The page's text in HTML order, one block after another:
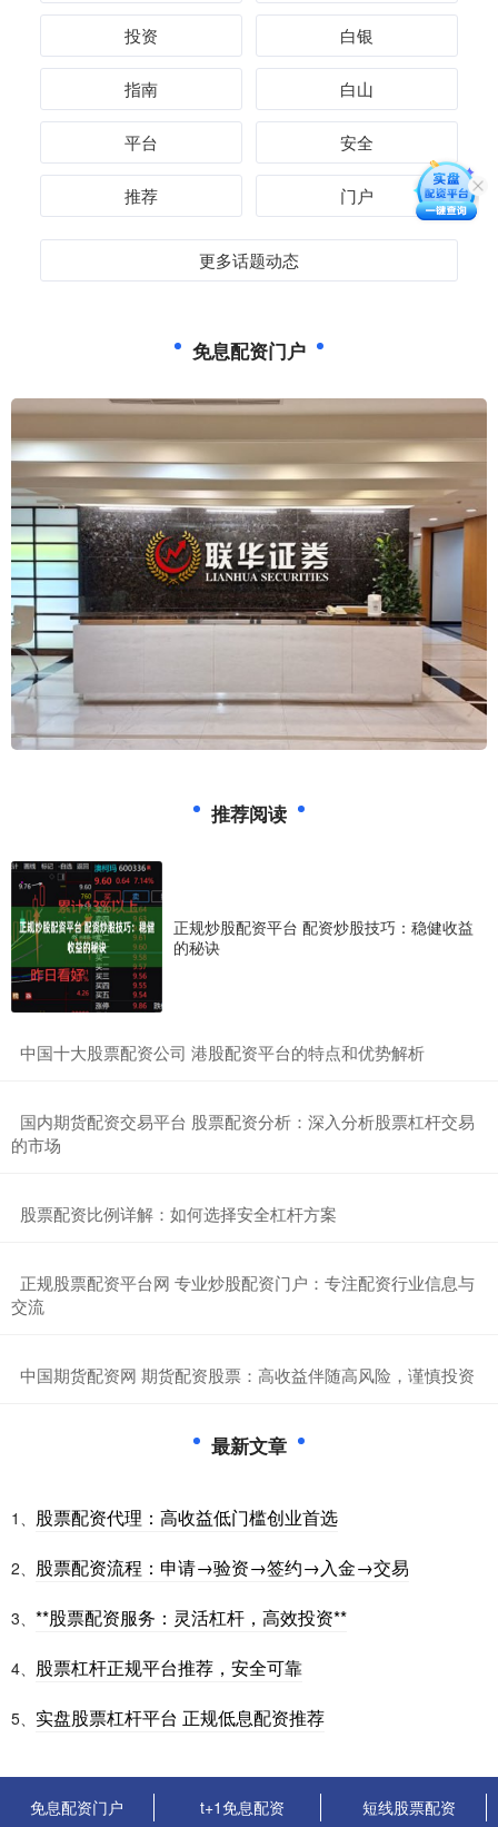
投资 白银
指南 白山
平台 安全
推荐 门户
更多话题动态
免息配资门户
推荐阅读
正规炒股配资平台 配资炒股技巧：稳健收益
的秘诀
​中国十大股票配资公司 港股配资平台的特点和优势解析
​国内期货配资交易平台 股票配资分析：深入分析股票杠杆交易
的市场
​股票配资比例详解：如何选择安全杠杆方案
​正规股票配资平台网 专业炒股配资门户：专注配资行业信息与
交流
​中国期货配资网 期货配资股票：高收益伴随高风险，谨慎投资
最新文章
1、 股票配资代理：高收益低门槛创业首选
2、 股票配资流程：申请→验资→签约→入金→交易
3、 **股票配资服务：灵活杠杆，高效投资**
4、 股票杠杆正规平台推荐，安全可靠
5、 实盘股票杠杆平台 正规低息配资推荐
免息配资门户 t+1免息配资 短线股票配资